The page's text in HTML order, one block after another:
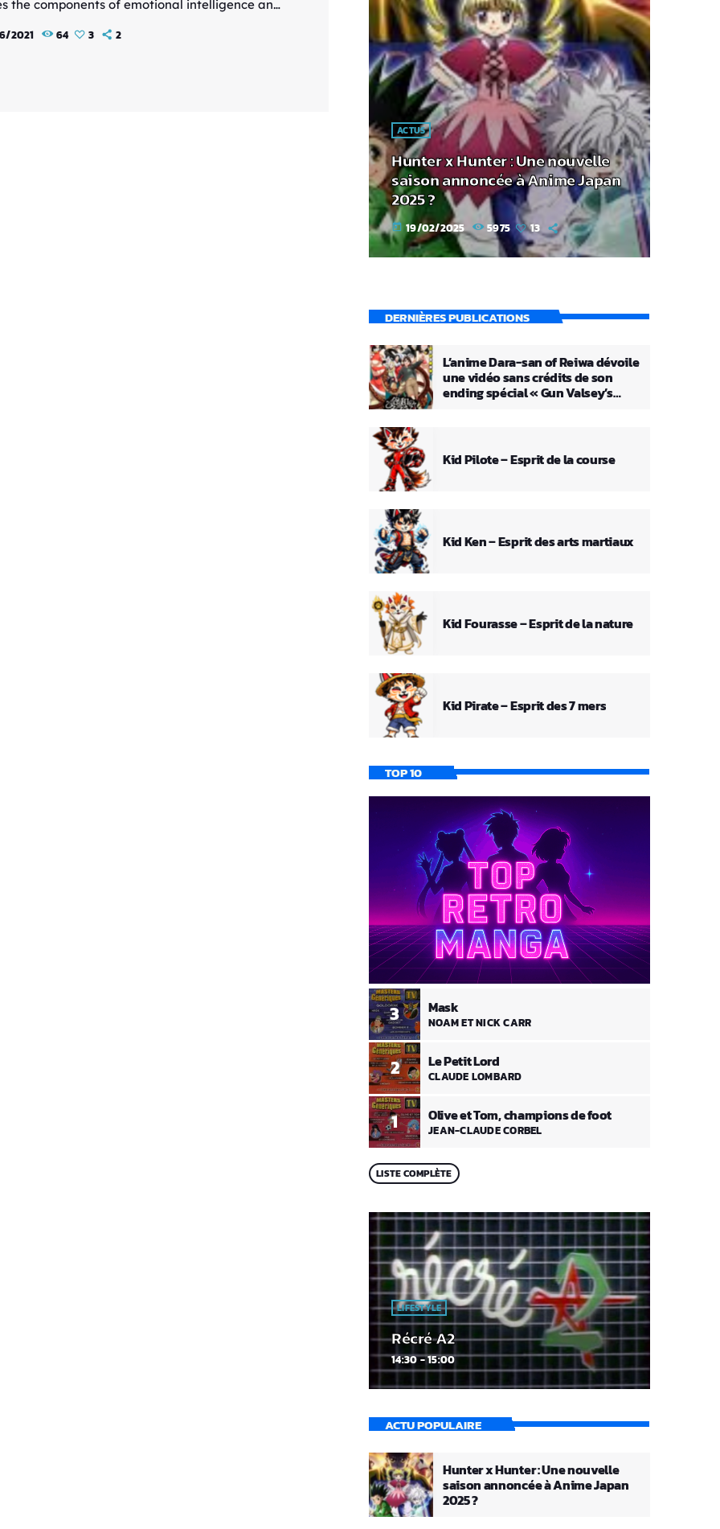
the components of emotional intelligence and
actionable strategies for its development.
2021 64 3 2
ACTUS
Hunter x Hunter : Une nouvelle
saison annoncée à Anime Japan
2025 ?
today 19/02/2025 5975 13
DERNIÈRES PUBLICATIONS
L’anime Dara-san of Reiwa dévoile
une vidéo sans crédits de son
ending spécial « Gun Valsey’s
Kid Pilote – Esprit de la course
Kid Ken – Esprit des arts martiaux
Kid Fourasse – Esprit de la nature
Kid Pirate – Esprit des 7 mers
TOP 10
1 Olive et Tom, champions de foot
JEAN-CLAUDE CORBEL
2 Le Petit Lord
CLAUDE LOMBARD
3 Mask
NOAM ET NICK CARR
LISTE COMPLÈTE
LIFESTYLE
Récré A2
14:30 - 15:00
ACTU POPULAIRE
Hunter x Hunter : Une nouvelle
saison annoncée à Anime Japan
2025 ?